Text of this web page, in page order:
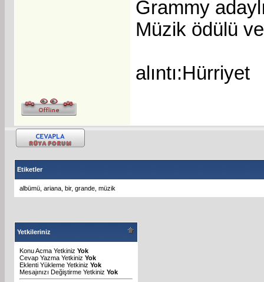
Grammy
Müzik ödülü
alıntı:Hürriyet
Etiketler
albümü ariana bir, grande müzik
Yetkileriniz
Konu Acma Yetkiniz Yok
Cevap Yazma Yetkiniz Yok
Eklenti Yükleme Yetkiniz Yok
Mesajınızı Değiştirme Yetkiniz Yok